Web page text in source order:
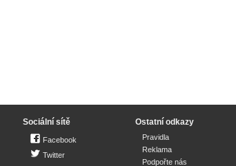
Sociální sítě
Facebook
Twitter
Ostatní odkazy
Pravidla
Reklama
Podpořte nás